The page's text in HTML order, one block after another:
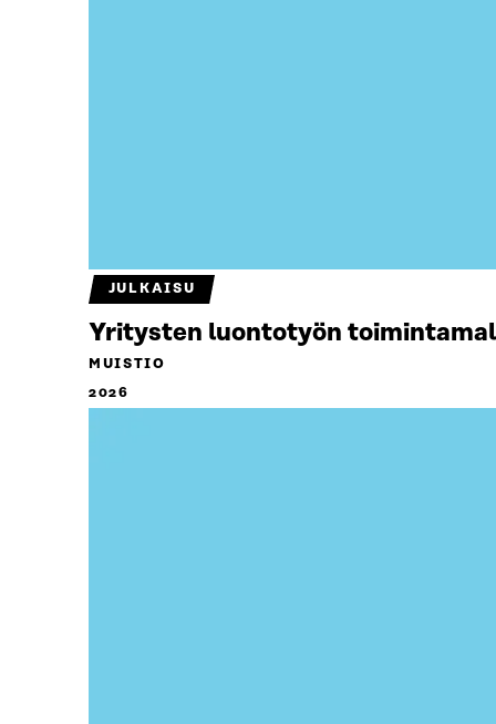
JULKAISU
Yritysten luontotyön
MUISTIO
2026